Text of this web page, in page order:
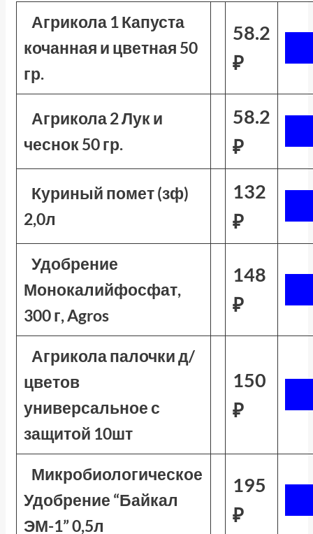
Агрикола 1 Капуста
кочанная и цветная 50
гр.
58.2
₽
Агрикола 2 Лук и
чеснок 50 гр.
58.2
₽
Куриный помет (зф)
2,0л
132
₽
Удобрение
Монокалийфосфат,
300 г, Agros
148
₽
Агрикола палочки д/
цветов
универсальное с
защитой 10шт
150
₽
Микробиологическое
Удобрение “Байкал
ЭМ-1” 0,5л
195
₽